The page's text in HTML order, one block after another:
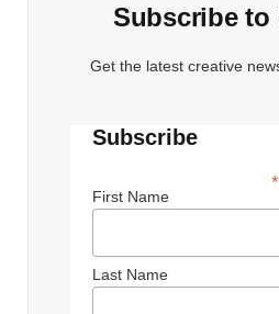
Subscribe to
Get the latest creative
Subscribe
*
First Name
Last Name